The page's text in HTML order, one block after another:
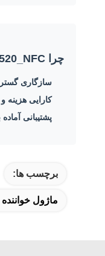
چرا HW-1520_NFC متمایز است؟
سازگاری
کارایی هزینه
پشتیبانی
برچسب ها:
ماژول خواننده QR NFC RFID,خواننده QR NFC RFID تعبیه شده,ماژول خواننده QR NFC RFID با حساسیت بالا